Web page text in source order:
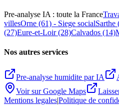
Pre-analyse IA : toute la France
villesOrne (61) - Siege socialSarthe
(27)Eure-et-Loir (28)Calvados (14)
Nos autres services
Pre-analyse humidite par IA
Voir sur Google Maps
Mentions legales|Politique de